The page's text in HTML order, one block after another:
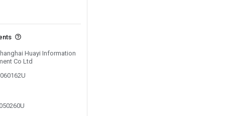
Huayi Information
Co Ltd